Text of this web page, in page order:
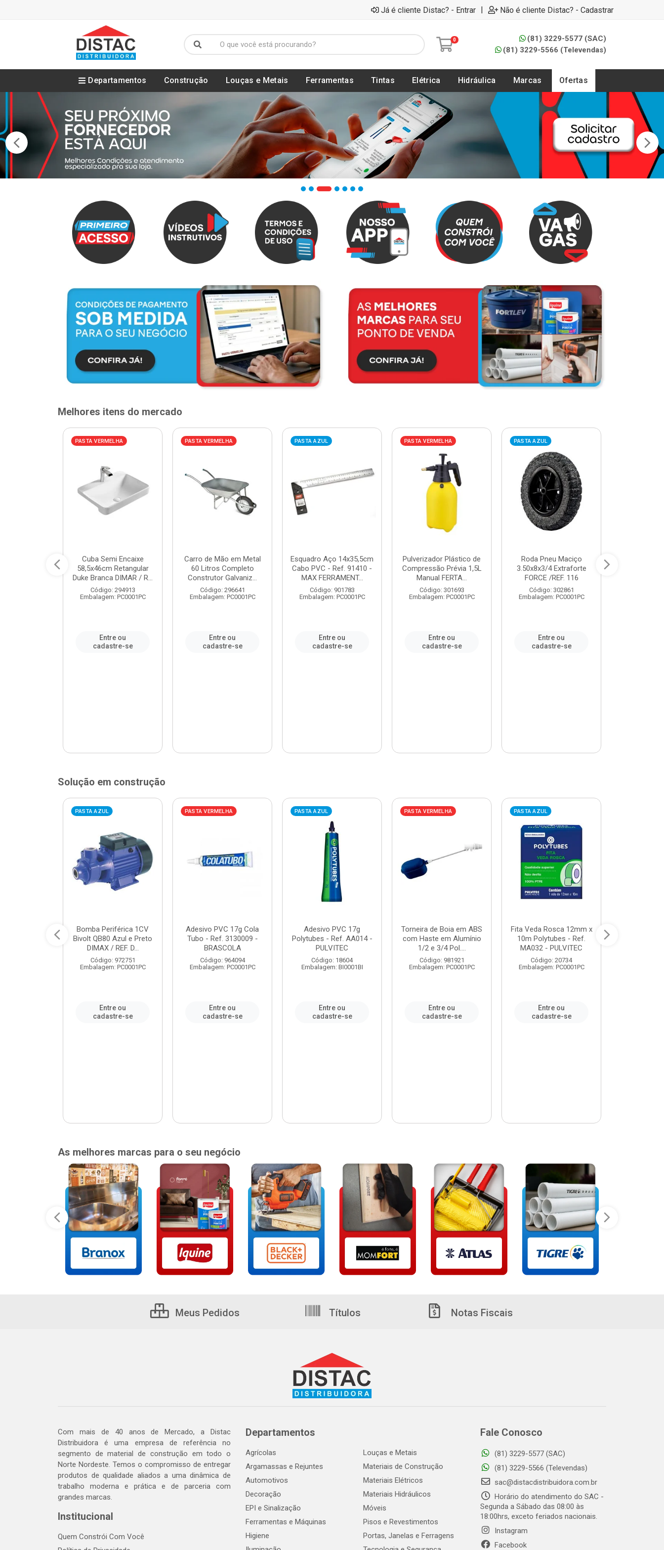
Já é cliente Distac? - Entrar | Não é cliente Distac? - Cadastrar
0
(81) 3229-5577 (SAC)
(81) 3229-5566 (Televendas)
Departamentos Construção Louças e Metais Ferramentas Tintas Elétrica Hidráulica Marcas Ofertas
Melhores itens do mercado
PASTA VERMELHA
Cuba Semi Encaixe
58,5x46cm Retangular
Duke Branca DIMAR / R...
Código: 294913
Embalagem: PC0001PC
Entre ou
cadastre-se
PASTA VERMELHA
Carro de Mão em Metal
60 Litros Completo
Construtor Galvaniz...
Código: 296641
Embalagem: PC0001PC
Entre ou
cadastre-se
PASTA AZUL
Esquadro Aço 14x35,5cm
Cabo PVC - Ref. 91410 -
MAX FERRAMENT...
Código: 901783
Embalagem: PC0001PC
Entre ou
cadastre-se
PASTA VERMELHA
Pulverizador Plástico de
Compressão Prévia 1,5L
Manual FERTA...
Código: 301693
Embalagem: PC0001PC
Entre ou
cadastre-se
PASTA AZUL
Roda Pneu Maciço
3.50x8x3/4 Extraforte
FORCE /REF. 116
Código: 302861
Embalagem: PC0001PC
Entre ou
cadastre-se
Solução em construção
PASTA AZUL
Bomba Periférica 1CV
Bivolt QB80 Azul e Preto
DIMAX / REF. D...
Código: 972751
Embalagem: PC0001PC
Entre ou
cadastre-se
PASTA VERMELHA
Adesivo PVC 17g Cola
Tubo - Ref. 3130009 -
BRASCOLA
Código: 964094
Embalagem: PC0001PC
Entre ou
cadastre-se
PASTA AZUL
Adesivo PVC 17g
Polytubes - Ref. AA014 -
PULVITEC
Código: 18604
Embalagem: BI0001BI
Entre ou
cadastre-se
PASTA VERMELHA
Torneira de Boia em ABS
com Haste em Alumínio
1/2 e 3/4 Pol....
Código: 981921
Embalagem: PC0001PC
Entre ou
cadastre-se
PASTA AZUL
Fita Veda Rosca 12mm x
10m Polytubes - Ref.
MA032 - PULVITEC
Código: 20734
Embalagem: PC0001PC
Entre ou
cadastre-se
As melhores marcas para o seu negócio
Meus Pedidos Títulos Notas Fiscais
Com mais de 40 anos de Mercado, a Distac
Distribuidora é uma empresa de referência no
segmento de material de construção em todo o
Norte Nordeste. Temos o compromisso de entregar
produtos de qualidade aliados a uma dinâmica de
trabalho moderna e prática e de parceria com
grandes marcas.
Institucional
Quem Constrói Com Você
Departamentos
Agrícolas
Argamassas e Rejuntes
Automotivos
Decoração
EPI e Sinalização
Ferramentas e Máquinas
Higiene
Louças e Metais
Materiais de Construção
Materiais Elétricos
Materiais Hidráulicos
Móveis
Pisos e Revestimentos
Portas, Janelas e Ferragens
Fale Conosco
(81) 3229-5577 (SAC)
(81) 3229-5566 (Televendas)
sac@distacdistribuidora.com.br
Horário do atendimento do SAC -
Segunda a Sábado das 08:00 às
18:00hrs, exceto feriados nacionais.
Instagram
Facebook